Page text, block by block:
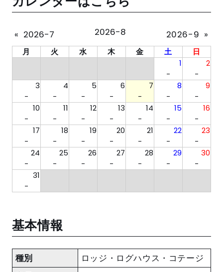
« 2026-7 2026-8 2026-9 »
月 火 水 木 金 土
日
1
-
2
-
3
-
4
-
5
-
6
-
7
-
8
-
9
-
10
-
11
-
12
-
13
-
14
-
15
-
16
-
17
-
18
-
19
-
20
-
21
-
22
-
23
-
24
-
25
-
26
-
27
-
28
-
29
-
30
-
31
-
基本情報
種別
ロッジ・ログハウス・コテージ